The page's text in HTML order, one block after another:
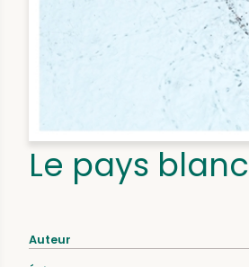
Le pays blanc
Auteur